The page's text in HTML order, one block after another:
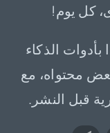
كل يوم!
الذكاء
محتواه، مع
قبل النشر.